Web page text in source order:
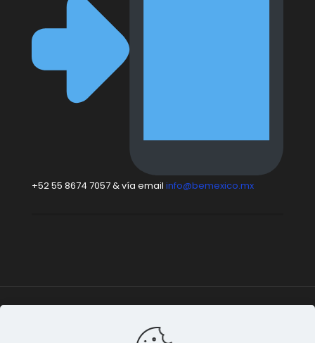
+52 55 8674 7057 & vía email info@bemexico.mx